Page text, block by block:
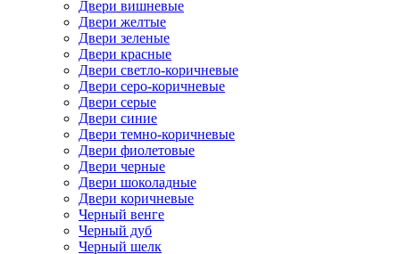
Двери вишневые
Двери желтые
Двери зеленые
Двери красные
Двери светло-коричневые
Двери серо-коричневые
Двери серые
Двери синие
Двери темно-коричневые
Двери фиолетовые
Двери черные
Двери шоколадные
Двери коричневые
Черный венге
Черный дуб
Черный шелк